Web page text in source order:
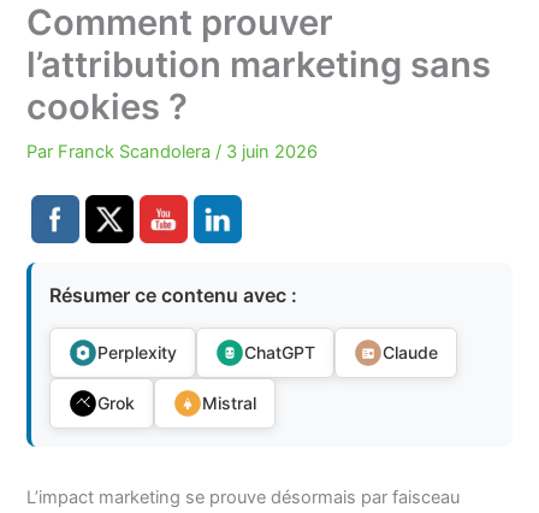
Comment prouver
l’attribution marketing sans
cookies ?
Par Franck Scandolera / 3 juin 2026
Résumer ce contenu avec :
Perplexity ChatGPT Claude
Grok Mistral
L’impact marketing se prouve désormais par faisceau